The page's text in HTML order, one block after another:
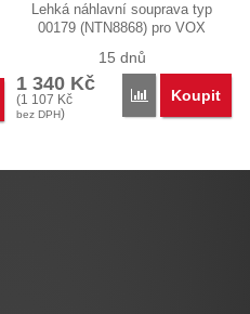
Lehká náhlavní souprava typ
00179 (NTN8868) pro VOX
15 dnů
1 340 Kč
(1 107 Kč
bez DPH)
Porovnat
Koupit